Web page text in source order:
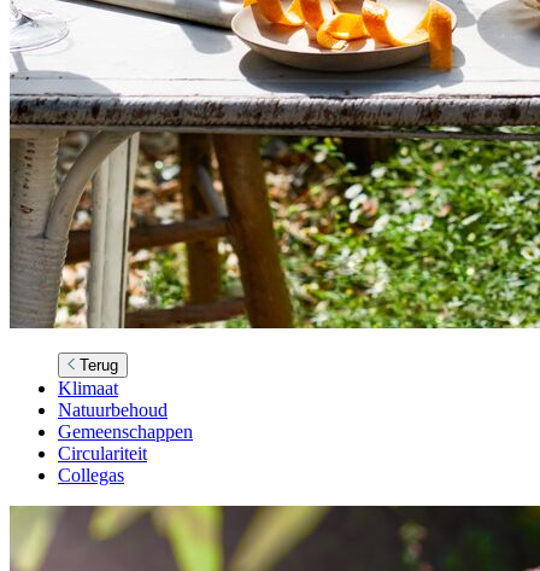
Terug
Klimaat
Natuurbehoud
Gemeenschappen
Circulariteit
Collegas